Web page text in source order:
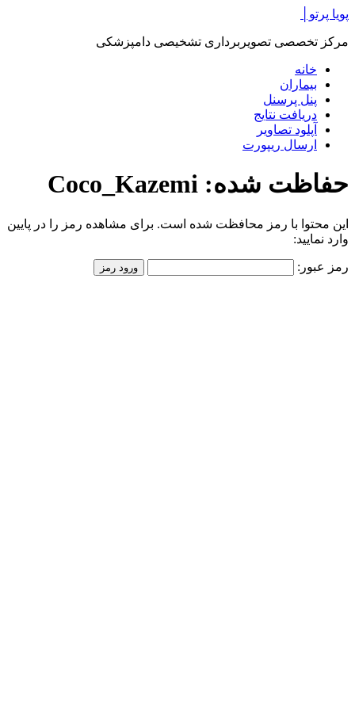
پرش
محتوا
پویا پرتو│
مرکز تخصصی تصویربرداری تشخیصی دامپزشکی
خانه
بیماران
پنل پرسنل
دریافت نتایج
آپلود تصاویر
ارسال ریپورت
حفاظت شده: Coco_Kazemi
این محتوا با رمز محافظت شده است. برای مشاهده رمز را در پایین
وارد نمایید:
رمز عبور: